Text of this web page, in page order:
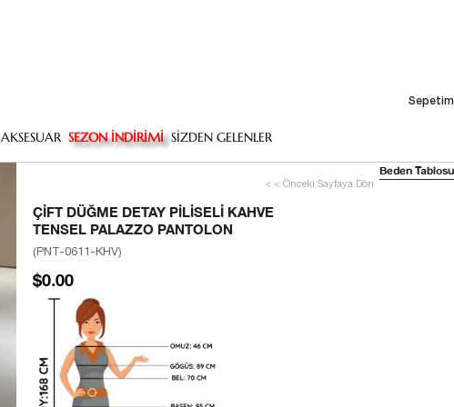
Sepetim
AKSESUAR SEZON İNDİRİMİ SİZDEN GELENLER
< < Önceki Sayfaya Dön
ÇIFT DÜĞME DETAY PILISELI KAHVE
TENSEL PALAZZO PANTOLON
(PNT-0611-KHV)
$0.00
Beden Tablosu